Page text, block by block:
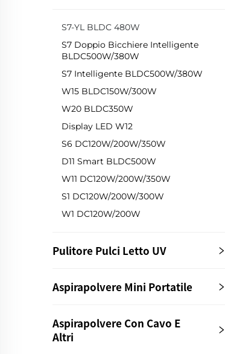
S7-YL BLDC 480W
S7 Doppio Bicchiere Intelligente
BLDC500W/380W
S7 Intelligente BLDC500W/380W
W15 BLDC150W/300W
W20 BLDC350W
Display LED W12
S6 DC120W/200W/350W
D11 Smart BLDC500W
W11 DC120W/200W/350W
S1 DC120W/200W/300W
W1 DC120W/200W
Pulitore Pulci Letto UV
Aspirapolvere Mini Portatile
Aspirapolvere Con Cavo E
Altri